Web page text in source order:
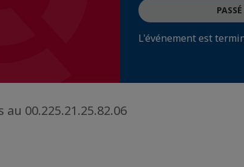
PASSÉ
L'événement est
00.225.21.25.82.06